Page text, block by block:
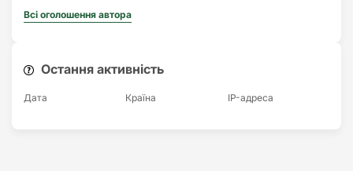
Всі оголошення автора
Остання активність
Дата Країна IP-адреса